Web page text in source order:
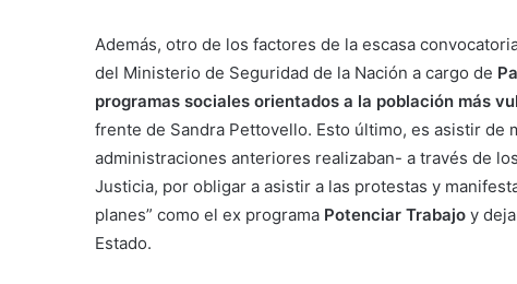
Además, otro de los factores de la escasa
del Ministerio de Seguridad de la Nación a cargo de
programas sociales orientados a la población más
frente de Sandra Pettovello. Esto último, es asistir de
administraciones anteriores realizaban- a través de
Justicia, por obligar a asistir a las protestas y
planes” como el ex programa Potenciar Trabajo y
Estado.